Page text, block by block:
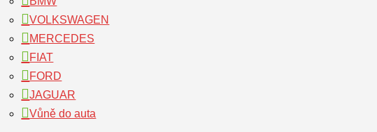
VOLKSWAGEN
MERCEDES
FIAT
FORD
JAGUAR
Vůně do auta